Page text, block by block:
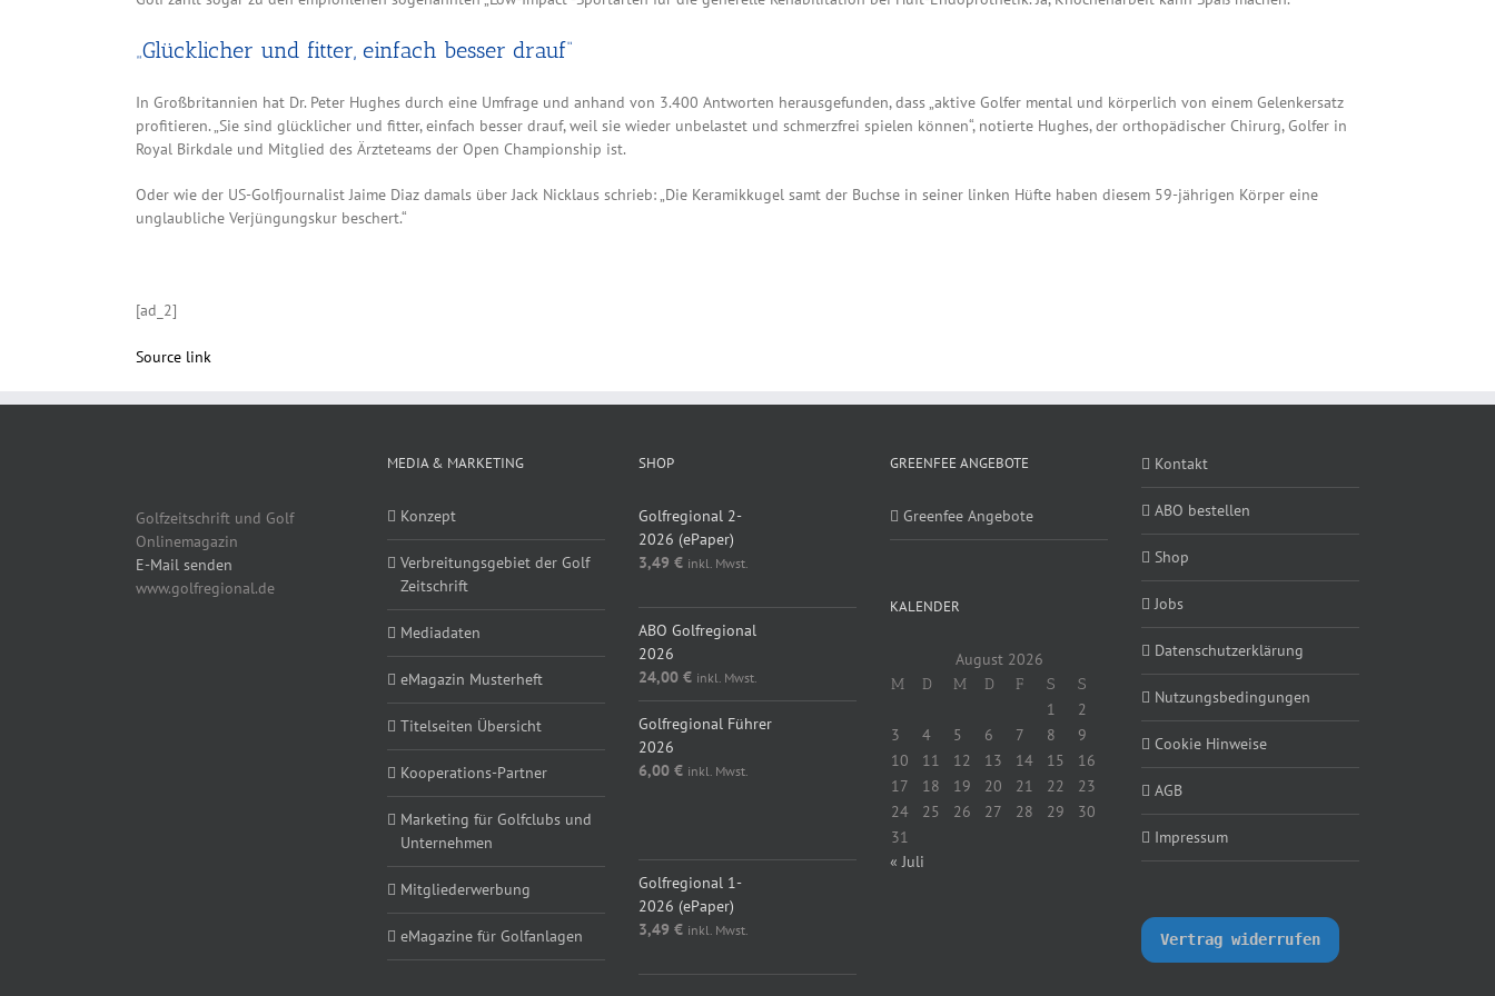
„Glücklicher und fitter, einfach besser drauf“
In Großbritannien hat Dr. Peter Hughes durch eine Umfrage und anhand von 3.400 Antworten herausgefunden, dass „aktive Golfer mental und körperlich von einem Gelenkersatz
profitieren. „Sie sind glücklicher und fitter, einfach besser drauf, weil sie wieder unbelastet und schmerzfrei spielen können“, notierte Hughes, der orthopädischer Chirurg, Golfer in
Royal Birkdale und Mitglied des Ärzteteams der Open Championship ist.
Oder wie der US-Golfjournalist Jaime Diaz damals über Jack Nicklaus schrieb: „Die Keramikkugel samt der Buchse in seiner linken Hüfte haben diesem 59-jährigen Körper eine
unglaubliche Verjüngungskur beschert.“
[ad_2]
Source link
Golfzeitschrift und Golf
Onlinemagazin
E-Mail senden
www.golfregional.de
MEDIA & MARKETING
Konzept
Verbreitungsgebiet der Golf
Zeitschrift
Mediadaten
eMagazin Musterheft
Titelseiten Übersicht
Kooperations-Partner
Marketing für Golfclubs und
Unternehmen
Mitgliederwerbung
eMagazine für Golfanlagen
SHOP
Golfregional 2-
2026 (ePaper)
3,49 € inkl. Mwst.
ABO Golfregional
2026
24,00 € inkl. Mwst.
Golfregional Führer
2026
6,00 € inkl. Mwst.
Golfregional 1-
2026 (ePaper)
3,49 € inkl. Mwst.
GREENFEE ANGEBOTE
Greenfee Angebote
KALENDER
August 2026
M D M D F S S
1
2
3
4 5 6 7 8
9
10
11 12 13 14 15
16
17
18 19 20 21 22
23
24
25 26 27 28 29
30
31
« Juli
Kontakt
ABO bestellen
Shop
Jobs
Datenschutzerklärung
Nutzungsbedingungen
Cookie Hinweise
AGB
Impressum
Vertrag widerrufen